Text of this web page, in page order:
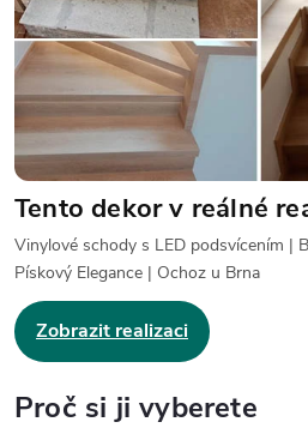
Tento dekor v reálné
Vinylové schody s LED podsvícením |
Pískový Elegance | Ochoz u Brna
Zobrazit realizaci
Proč si ji vyberete